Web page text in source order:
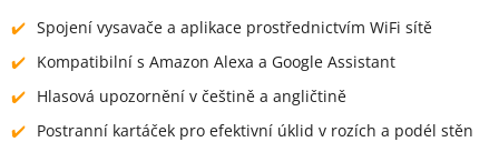
Spojení vysavače a aplikace prostřednictvím WiFi sítě
Kompatibilní s Amazon Alexa a Google Assistant
Hlasová upozornění v češtině a angličtině
Postranní kartáček pro efektivní úklid v rozích a podél stěn